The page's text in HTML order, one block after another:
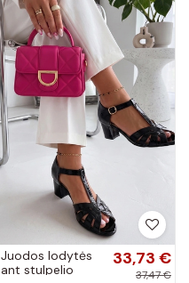
Juodos lodytės
ant stulpelio
33,73 €
37,47 €